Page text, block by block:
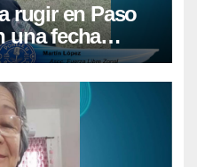
rugir en Paso
una fecha